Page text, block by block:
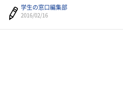
学生の窓口編集部
2016/02/16